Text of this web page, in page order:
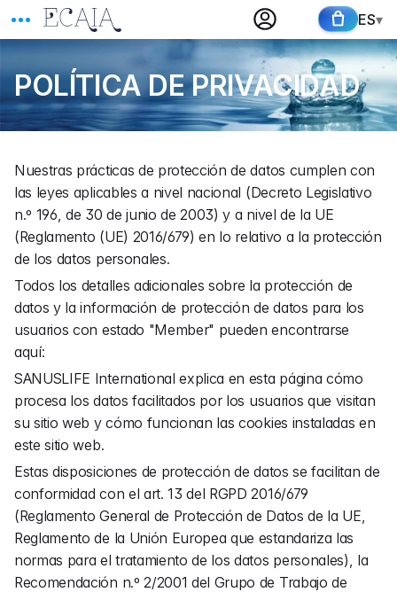
ES▾
POLÍTICA DE PRIVACIDAD
Nuestras prácticas de protección de datos cumplen con
las leyes aplicables a nivel nacional (Decreto Legislativo
n.º 196, de 30 de junio de 2003) y a nivel de la UE
(Reglamento (UE) 2016/679) en lo relativo a la protección
de los datos personales.
Todos los detalles adicionales sobre la protección de
datos y la información de protección de datos para los
usuarios con estado "Member" pueden encontrarse
aquí:
SANUSLIFE International explica en esta página cómo
procesa los datos facilitados por los usuarios que visitan
su sitio web y cómo funcionan las cookies instaladas en
este sitio web.
Estas disposiciones de protección de datos se facilitan de
conformidad con el art. 13 del RGPD 2016/679
(Reglamento General de Protección de Datos de la UE,
Reglamento de la Unión Europea que estandariza las
normas para el tratamiento de los datos personales), la
Recomendación n.º 2/2001 del Grupo de Trabajo de